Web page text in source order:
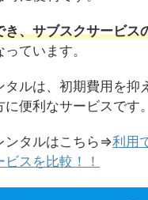
き、サブスクサービス
っています。
タルは、初期費用を抑
便利なサービスです。
ンタルはこちら⇒利用
スを比較！！